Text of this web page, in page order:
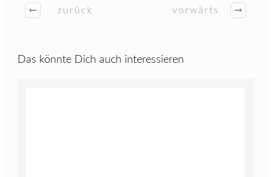
zurück vorwärts
Das könnte Dich auch interessieren